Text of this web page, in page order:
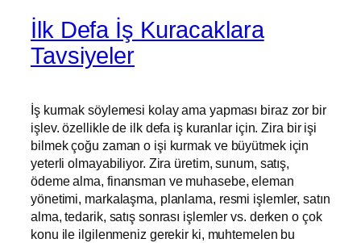
İlk Defa İş Kuracaklara
Tavsiyeler
İş kurmak söylemesi kolay ama yapması biraz zor bir
işlev. özellikle de ilk defa iş kuranlar için. Zira bir işi
bilmek çoğu zaman o işi kurmak ve büyütmek için
yeterli olmayabiliyor. Zira üretim, sunum, satış,
ödeme alma, finansman ve muhasebe, eleman
yönetimi, markalaşma, planlama, resmi işlemler, satın
alma, tedarik, satış sonrası işlemler vs. derken o çok
konu ile ilgilenmeniz gerekir ki, muhtemelen bu